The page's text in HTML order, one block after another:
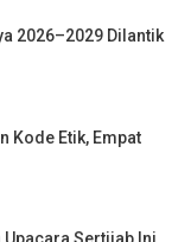
2026–2029 Dilantik
Kode Etik, Empat